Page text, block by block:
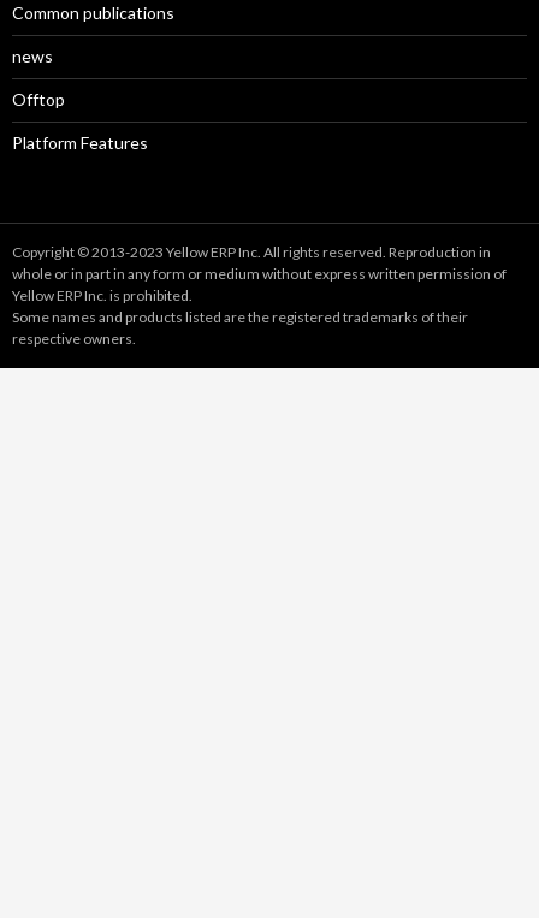
Common publications
news
Offtop
Platform Features
Copyright © 2013-2023 Yellow ERP Inc. All rights reserved. Reproduction in
whole or in part in any form or medium without express written permission of
Yellow ERP Inc. is prohibited.
Some names and products listed are the registered trademarks of their
respective owners.